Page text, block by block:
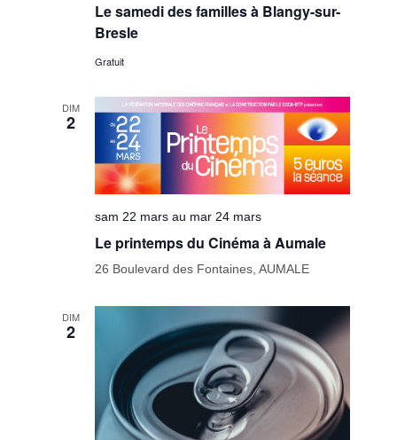
Le samedi des familles à Blangy-sur-
Bresle
Gratuit
DIM
2
sam 22 mars au mar 24 mars
Le printemps du Cinéma à Aumale
26 Boulevard des Fontaines, AUMALE
DIM
2